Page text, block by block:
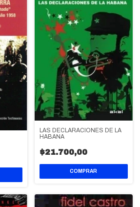
LAS DECLARACIONES DE LA
HABANA
$21.700,00